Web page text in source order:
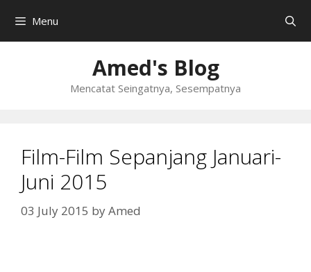
content
Menu
Amed's Blog
Mencatat Seingatnya, Sesempatnya
Film-Film Sepanjang Januari-
Juni 2015
03 July 2015 byAmed